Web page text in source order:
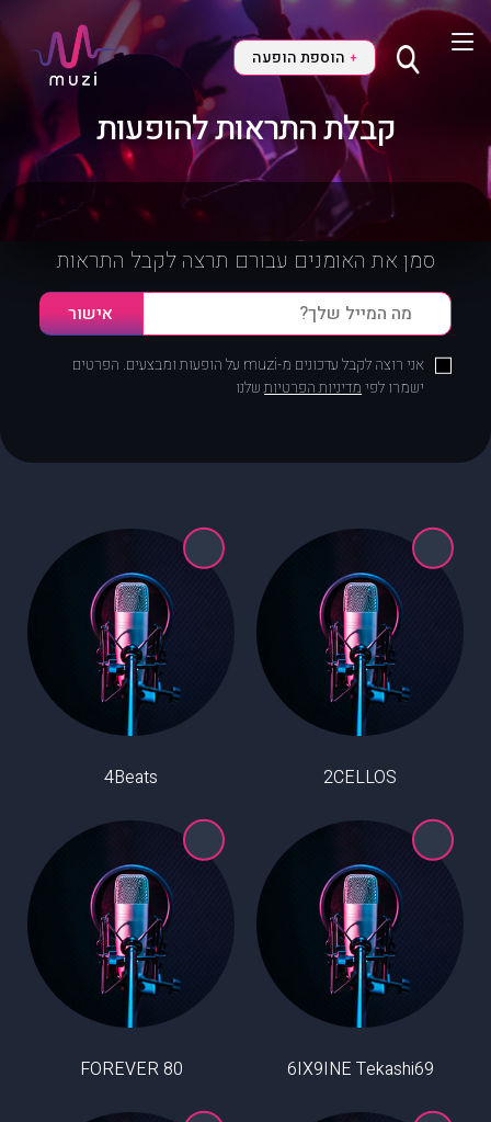
+ הוספת הופעה
קבלת התראות להופעות
סמן את האומנים עבורם תרצה לקבל התראות
אני רוצה לקבל עדכונים מ-muzi על הופעות ומבצעים. הפרטים
ישמרו לפימדיניות הפרטיותשלנו
2CELLOS
4Beats
6IX9INE Tekashi69
80 FOREVER